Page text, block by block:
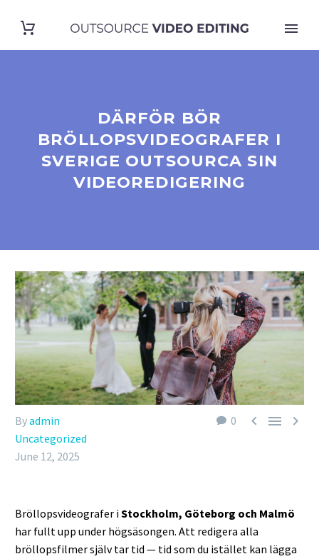
DÄRFÖR BÖR
BRÖLLOPSVIDEOGRAFER I
SVERIGE OUTSOURCA SIN
VIDEOREDIGERING
0   
Byadmin
Uncategorized
June 12, 2025
Bröllopsvideografer iStockholm, Göteborg och Malmö
har fullt upp under högsäsongen. Att redigera alla
bröllopsfilmer själv tar tid — tid som du istället kan lägga